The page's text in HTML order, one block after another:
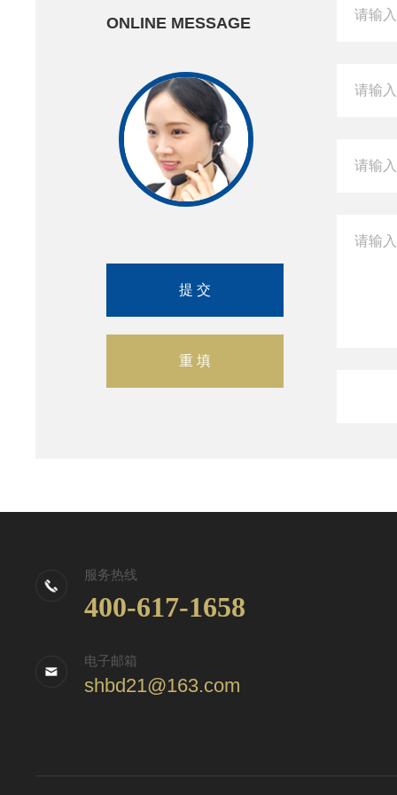
ONLINE MESSAGE
服务热线
400-617-1658
电子邮箱
shbd21@163.com